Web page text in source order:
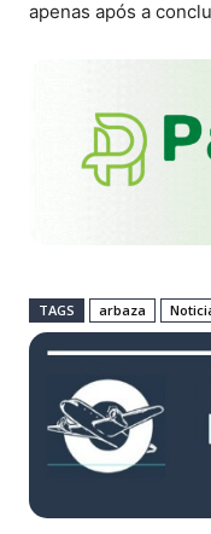
apenas após a
TAGS arbaza